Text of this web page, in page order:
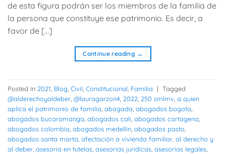
de esta figura podrán ser los miembros de la familia de
la persona que constituye ese patrimonio. Es decir, a
favor de […]
Continue reading →
Posted in 2021 Blog Civil Constitucional Familia | Tagged
@alderechoyaldeber @lauragarzon4 2022 250 smlmv a quien
aplica el patrimonio de familia abogada abogados bogota
abogados bucaramanga abogados cali abogados cartagena
abogados colombia abogados medellin abogados pasto
abogados santa marta afectación a vivienda familiar al derecho y
al deber asesoria en tutelas asesorias juridicas asesorias legales